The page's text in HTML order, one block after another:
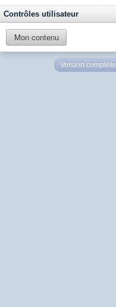
Contrôles utilisateur
Mon contenu
Version complète